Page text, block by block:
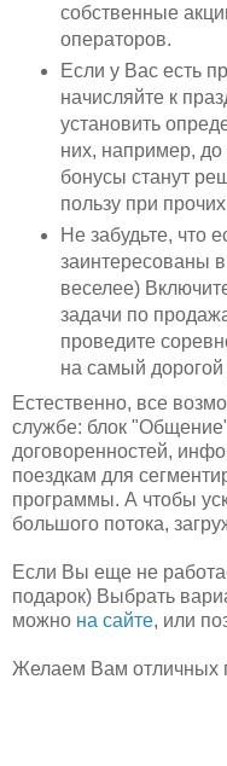
собственные
операторов.
Если у Вас есть
начисляйте к
установить
них, например,
бонусы станут
пользу при
Не забудьте, что
заинтересованы
веселее)
задачи по
проведите
на самый дорогой
Естественно, все
службе: блок
договоренностей,
поездкам для
программы. А чтобы
большого потока,
Если Вы еще не
подарок) Выбрать
можно на сайте, или
Желаем Вам отличных